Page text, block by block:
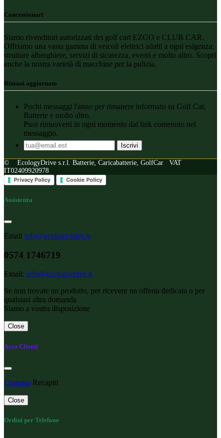
Concessionari
Siamo rivenditori autorizzati dei golf cart EZGO e CLUB CAR.
Offriamo una vasta gamma di veicoli elettrici adatti a ogni esigenza:
strutture alberghiere, servizi di sicurezza, eventi e molto altro. Scopri
anche la nostra varietà di macchine per la pulizia.
Rimani aggiornato
Pochi messaggi l'anno per rimanere informato su Golf Car,
Batterie e molto altro.
Puoi rimuoverti in ogni momento dal link contenuto nel
messaggio.
© EcologyDrive s.r.l. Batterie, Caricabatterie, GolfCar VAT
IT02409920978
Privacy Policy Cookie Policy
Assistenza
Email info@ecologydrive.it
0574 1746719
Email: info@ecologydrive.it
Se non trovate un prodotto, per ricevere un offerta dedicata o per
qualsiasi altra domanda
Siamo a vostra disposizione
Close
Area Clienti
Contatto Recapiti
Close
Ordini per Telefono